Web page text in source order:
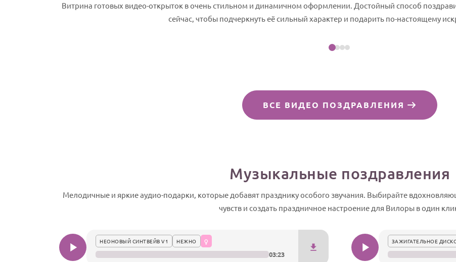
Витрина готовых видео-открыток в очень стильном и динамичном оформлении. Достойный способ
сейчас, чтобы подчеркнуть её сильный характер и подарить по-настоящему
Посмотреть пример
ВСЕ ВИДЕО ПОЗДРАВЛЕНИЯ
Музыкальные поздравления
Мелодичные и яркие аудио-подарки, которые добавят празднику особого звучания. Выбирайте
чувств и создать праздничное настроение для Вилоры в один
НЕОНОВЫЙ СИНТВЕЙВ V1 НЕЖНО
03:23
ЗАЖИГАТЕЛЬНОЕ